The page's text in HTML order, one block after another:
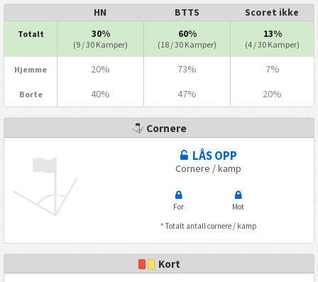
HN BTTS Scoret ikke
Totalt 30%
(9 / 30 Kamper)
60%
(18 / 30 Kamper)
13%
(4 / 30 Kamper)
Hjemme 20% 73% 7%
Borte 40% 47% 20%
Cornere
LÅS OPP
Cornere / kamp
For
Mot
* Totalt antall cornere / kamp
Kort